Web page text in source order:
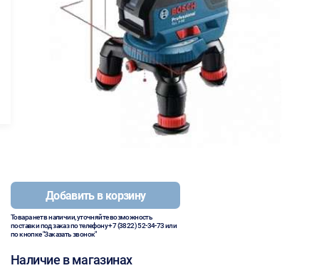
Добавить в корзину
Товара нет в наличии, уточняйте возможность
поставки под заказ по телефону+7 (3822) 52-34-73или
по кнопке "Заказать звонок"
Наличие в магазинах